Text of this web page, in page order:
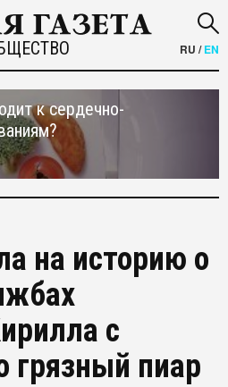
RU /EN
к сердечно-
на историю о
с
грязный пиар